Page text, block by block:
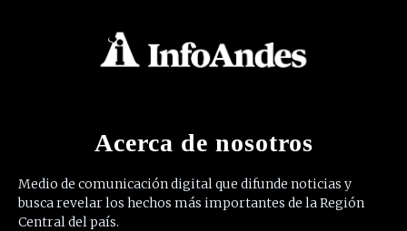
Acerca de nosotros
Medio de comunicación digital que difunde noticias y
busca revelar los hechos más importantes de la Región
Central del país.